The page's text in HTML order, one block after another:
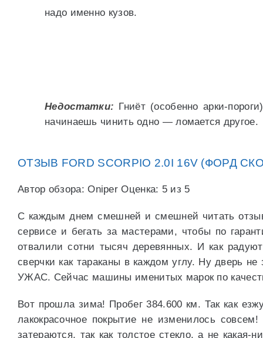
надо именно кузов.
Недостатки: Гниёт (особенно арки-
начинаешь чинить одно — ломается другое.
ОТЗЫВ FORD SCORPIO 2.0I 16V (ФОРД
Автор обзора: Oniper Оценка: 5 из 5
С каждым днем смешней и смешней читать
сервисе и бегать за мастерами, чтобы по
отвалили сотни тысяч деревянных. И как
сверчки как тараканы в каждом углу. Ну дверь
УЖАС. Сейчас машины именитых марок по
Вот прошла зима! Пробег 384.600 км. Так как
лакокрасочное покрытие не изменилось
затераются, так как толстое стекло, а не